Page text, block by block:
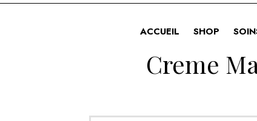
ACCUEIL SHOP
Creme